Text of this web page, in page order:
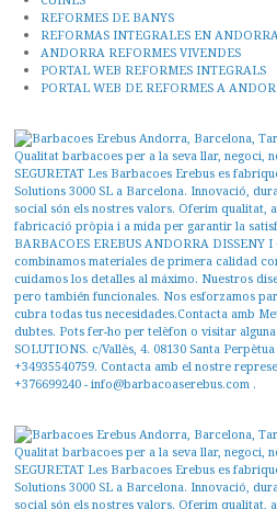
REFORMES DE BANYS
REFORMAS INTEGRALES EN
ANDORRA REFORMES VIVENDES
PORTAL WEB REFORMES INTEGRALS
PORTAL WEB DE REFORMES A